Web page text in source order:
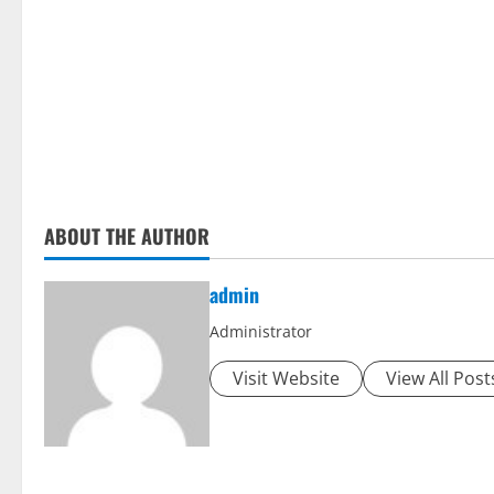
ABOUT THE AUTHOR
admin
Administrator
Visit Website View All